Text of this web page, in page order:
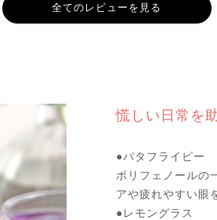
全てのレビューを見る
慌しい日常を
●バタフライピー
ポリフェノールの
アや疲れやすい眼
●レモングラス